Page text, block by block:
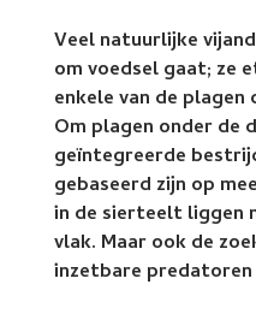
Veel natuurlijke
om voedsel gaat; ze
enkele van de plagen
Om plagen onder de
geïntegreerde
gebaseerd zijn op
in de sierteelt liggen
vlak. Maar ook de
inzetbare